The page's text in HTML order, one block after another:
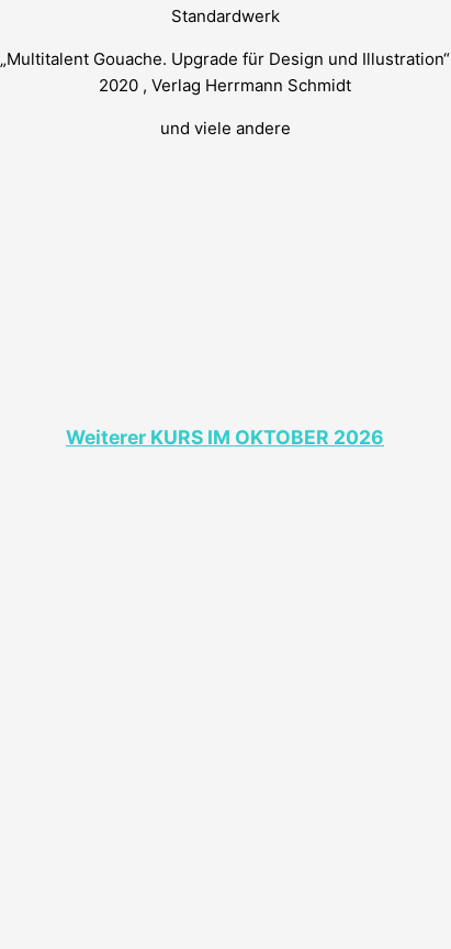
Standardwerk
„Multitalent Gouache. Upgrade für Design und Illustration“
2020 , Verlag Herrmann Schmidt
und viele andere
Weiterer KURS IM OKTOBER 2026